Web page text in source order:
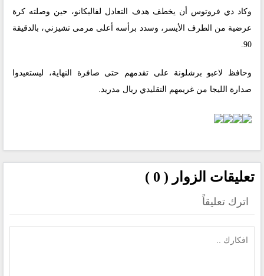
وكاد دي فروتوس أن يخطف هدف التعادل لفاليكانو، حين وصلته كرة
عرضية من الطرف الأيسر، وسدد برأسه أعلى مرمى تشيزني، بالدقيقة
90.
وحافظ لاعبو برشلونة على تقدمهم حتى صافرة النهاية، ليستعيدوا
صدارة الليجا من غريمهم التقليدي ريال مدريد.
تعليقات الزوار ( 0 )
اترك تعليقاً